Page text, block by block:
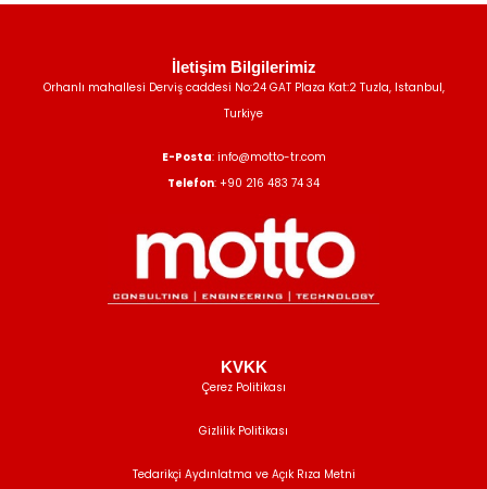
İletişim Bilgilerimiz
Orhanlı mahallesi Derviş caddesi No:24 GAT Plaza Kat:2 Tuzla, Istanbul,
Turkiye
E-Posta: info@motto-tr.com
Telefon: +90 216 483 74 34
KVKK
Çerez Politikası
Gizlilik Politikası
Tedarikçi Aydınlatma ve Açık Rıza Metni